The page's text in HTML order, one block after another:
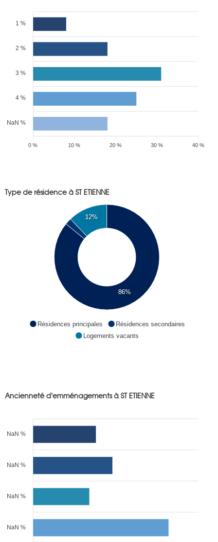
1 %
2 %
3 %
4 %
NaN %
40 %
30 %
20 %
10 %
0 %
Type de résidence à ST ETIENNE
86%
12%
Résidences principales
Résidences secondaires
Logements vacants
Ancienneté d'emménagements à ST ETIENNE
NaN %
NaN %
NaN %
NaN %